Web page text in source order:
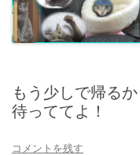
もう少しで帰る
待っててよ！
コメントを残す